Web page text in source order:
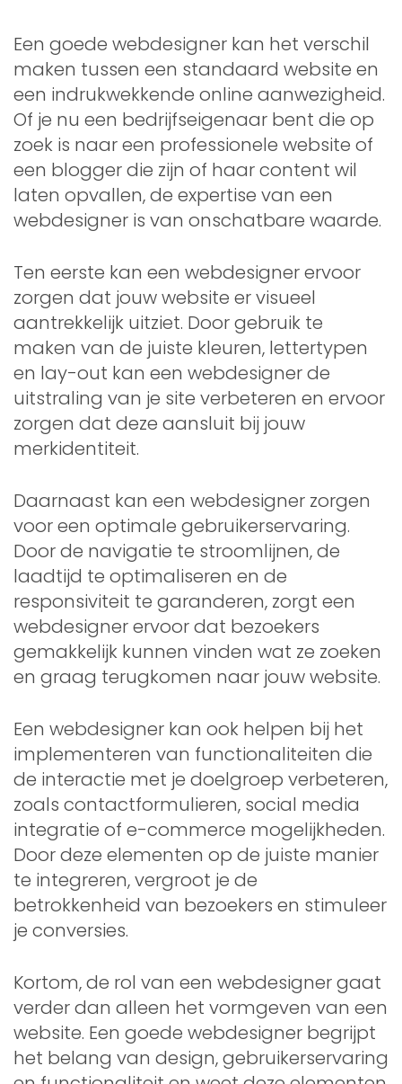
Een goede webdesigner kan het verschil
maken tussen een standaard website en
een indrukwekkende online aanwezigheid.
Of je nu een bedrijfseigenaar bent die op
zoek is naar een professionele website of
een blogger die zijn of haar content wil
laten opvallen, de expertise van een
webdesigner is van onschatbare waarde.
Ten eerste kan een webdesigner ervoor
zorgen dat jouw website er visueel
aantrekkelijk uitziet. Door gebruik te
maken van de juiste kleuren, lettertypen
en lay-out kan een webdesigner de
uitstraling van je site verbeteren en ervoor
zorgen dat deze aansluit bij jouw
merkidentiteit.
Daarnaast kan een webdesigner zorgen
voor een optimale gebruikerservaring.
Door de navigatie te stroomlijnen, de
laadtijd te optimaliseren en de
responsiviteit te garanderen, zorgt een
webdesigner ervoor dat bezoekers
gemakkelijk kunnen vinden wat ze zoeken
en graag terugkomen naar jouw website.
Een webdesigner kan ook helpen bij het
implementeren van functionaliteiten die
de interactie met je doelgroep verbeteren,
zoals contactformulieren, social media
integratie of e-commerce mogelijkheden.
Door deze elementen op de juiste manier
te integreren, vergroot je de
betrokkenheid van bezoekers en stimuleer
je conversies.
Kortom, de rol van een webdesigner gaat
verder dan alleen het vormgeven van een
website. Een goede webdesigner begrijpt
het belang van design, gebruikerservaring